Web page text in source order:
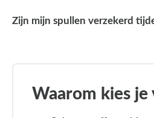
Zijn mijn spullen verzekerd
Waarom kies je